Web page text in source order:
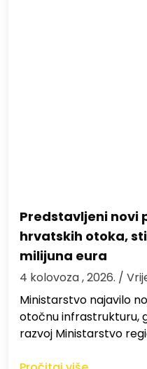
Predstavljeni novi
hrvatskih otoka,
milijuna eura
4 kolovoza , 2026. /
Ministarstvo najavilo
otočnu infrastrukturu,
razvoj Ministarstvo